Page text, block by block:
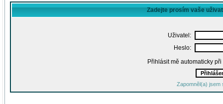
Zadejte prosím vaše
Uživatel:
Heslo:
Přihlásit mě automaticky
Zapomněl(a) jsem